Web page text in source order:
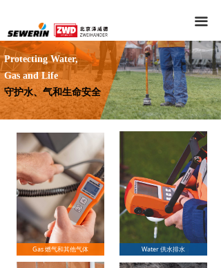
끀
Gas 燃气和其他气体 Water 供水排水
Protecting Water,
Gas and Life
守护水、气和生命安全